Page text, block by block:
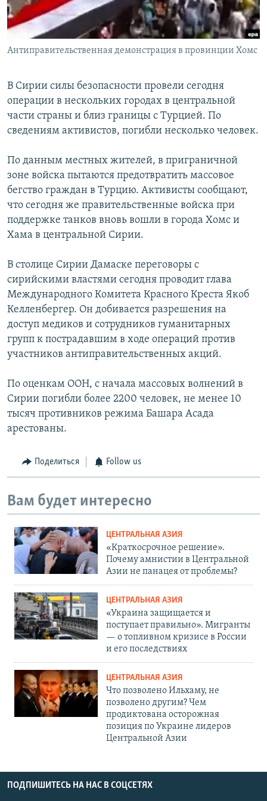
Антиправительственная демонстрация в провинции Хомс
В Сирии силы безопасности провели сегодня
операции в нескольких городах в центральной
части страны и близ границы с Турцией. По
сведениям активистов, погибли несколько человек.
По данным местных жителей, в приграничной
зоне войска пытаются предотвратить массовое
бегство граждан в Турцию. Активисты сообщают,
что сегодня же правительственные войска при
поддержке танков вновь вошли в города Хомс и
Хама в центральной Сирии.
В столице Сирии Дамаске переговоры с
сирийскими властями сегодня проводит глава
Международного Комитета Красного Креста Якоб
Келленбергер. Он добивается разрешения на
доступ медиков и сотрудников гуманитарных
групп к пострадавшим в ходе операций против
участников антиправительственных акций.
По оценкам ООН, с начала массовых волнений в
Сирии погибли более 2200 человек, не менее 10
тысяч противников режима Башара Асада
арестованы.
Поделиться Follow us
Вам будет интересно
ЦЕНТРАЛЬНАЯ АЗИЯ
«Краткосрочное решение».
Почему амнистии в Центральной
Азии не панацея от проблемы?
ЦЕНТРАЛЬНАЯ АЗИЯ
«Украина защищается и
поступает правильно». Мигранты
— о топливном кризисе в России
и его последствиях
ЦЕНТРАЛЬНАЯ АЗИЯ
Что позволено Ильхаму, не
позволено другим? Чем
продиктована осторожная
позиция по Украине лидеров
Центральной Азии
ПОДПИШИТЕСЬ НА НАС В СОЦСЕТЯХ